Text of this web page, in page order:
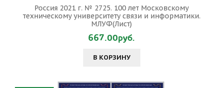
Россия 2021 г. № 2725. 100 лет Московскому
техническому университету связи и информатики.
МЛУФ(Лист)
667.00руб.
В КОРЗИНУ